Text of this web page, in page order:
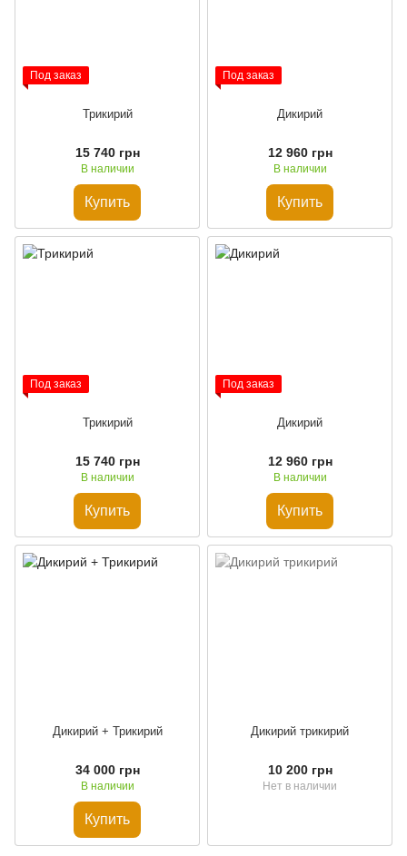
Под заказ
Трикирий
15 740 грн
В наличии
Купить
Под заказ
Дикирий
12 960 грн
В наличии
Купить
Под заказ
Трикирий
15 740 грн
В наличии
Купить
Под заказ
Дикирий
12 960 грн
В наличии
Купить
Дикирий + Трикирий
34 000 грн
В наличии
Купить
Дикирий трикирий
10 200 грн
Нет в наличии